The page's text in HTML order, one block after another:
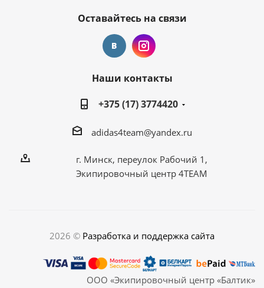
Оставайтесь на связи
Наши контакты
+375 (17) 3774420
adidas4team@yandex.ru
г. Минск, переулок Рабочий 1,
Экипировочный центр 4TEAM
2026 © Разработка и поддержка сайта
ООО «Экипировочный центр «Балтик»